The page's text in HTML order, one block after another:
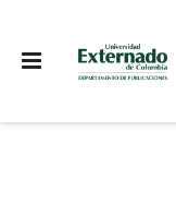
COEDICIONES